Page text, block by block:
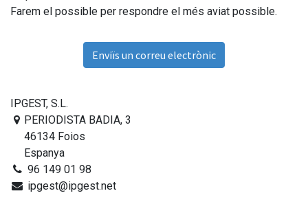
Farem el possible per respondre el més aviat possible.
Enviïs un correu electrònic
IPGEST, S.L.
PERIODISTA BADIA, 3
46134 Foios
Espanya
96 149 01 98
ipgest@ipgest.net